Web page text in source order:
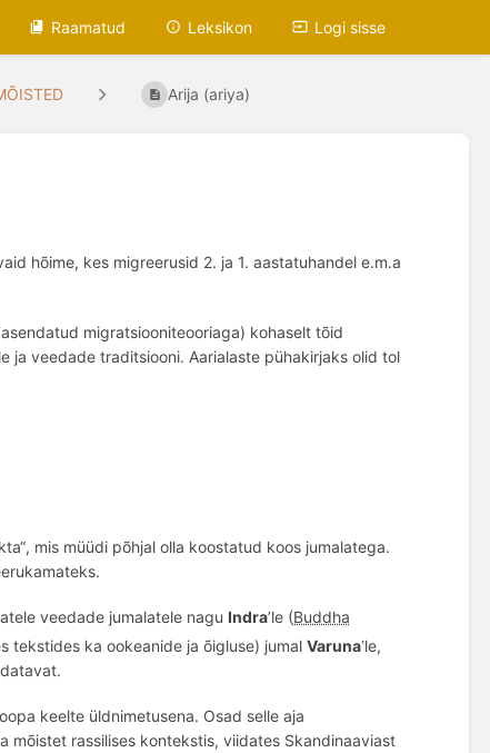
Raamatud Leksikon Logi sisse
Arija (ariya)
hõime, kes migreerusid 2. ja 1. aastatuhandel e.m.a
migratsiooniteooriaga) kohaselt tõid
ja veedade traditsiooni. Aarialaste pühakirjaks olid tol
, mis müüdi põhjal olla koostatud koos jumalatega.
veedade jumalatele nagu Indra’le (Buddha
tekstides ka ookeanide ja õigluse) jumal Varuna’le,
keelte üldnimetusena. Osad selle aja
mõistet rassilises kontekstis, viidates Skandinaaviast